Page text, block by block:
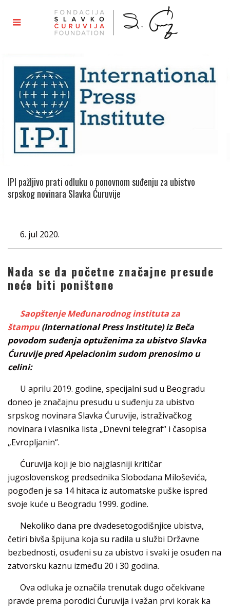
IPI pažljivo prati odluku o ponovnom suđenju za ubistvo
srpskog novinara Slavka Ćuruvije
6. jul 2020.
Nada se da početne značajne presude
neće biti poništene
Saopštenje Međunarodnog instituta za
štampu(International Press Institute) iz Beča
povodom suđenja optuženima za ubistvo Slavka
Ćuruvije pred Apelacionim sudom prenosimo u
celini:
U aprilu 2019. godine, specijalni sud u Beogradu
doneo je značajnu presudu u suđenju za ubistvo
srpskog novinara Slavka Ćuruvije, istraživačkog
novinara i vlasnika lista „Dnevni telegraf“ i časopisa
„Evropljanin“.
Ćuruvija koji je bio najglasniji kritičar
jugoslovenskog predsednika Slobodana Miloševića,
pogođen je sa 14 hitaca iz automatske puške ispred
svoje kuće u Beogradu 1999. godine.
Nekoliko dana pre dvadesetogodišnjice ubistva,
četiri bivša špijuna koja su radila u službi Državne
bezbednosti, osuđeni su za ubistvo i svaki je osuđen na
zatvorsku kaznu između 20 i 30 godina.
Ova odluka je označila trenutak dugo očekivane
pravde prema porodici Ćuruvija i važan prvi korak ka